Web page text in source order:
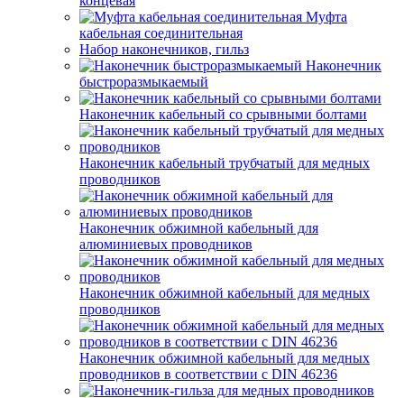
Муфта
кабельная соединительная
Набор наконечников, гильз
Наконечник
быстроразмыкаемый
Наконечник кабельный со срывными болтами
Наконечник кабельный трубчатый для медных
проводников
Наконечник обжимной кабельный для
алюминиевых проводников
Наконечник обжимной кабельный для медных
проводников
Наконечник обжимной кабельный для медных
проводников в соответствии с DIN 46236